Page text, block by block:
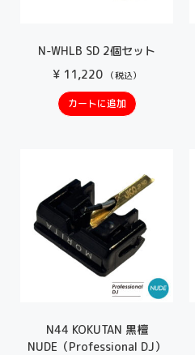
N-WHLB SD 2個セット
¥11,220 （税込）
カートに追加
N44 KOKUTAN 黒檀
NUDE（Professional DJ）